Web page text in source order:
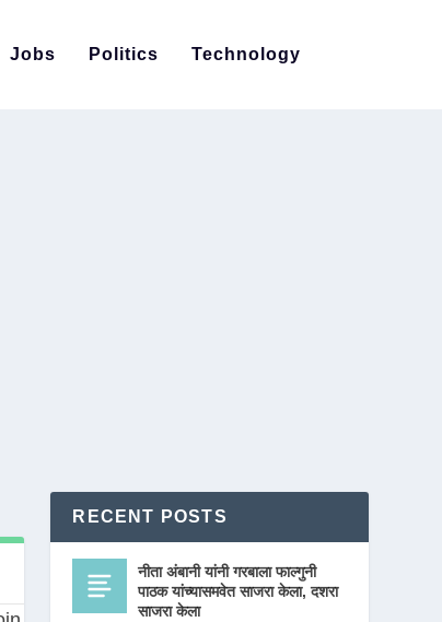
Jobs Politics Technology
RECENT POSTS
नीता अंबानी यांनी गरबाला फाल्गुनी
पाठक यांच्यासमवेत साजरा केला, दशरा
साजरा केला